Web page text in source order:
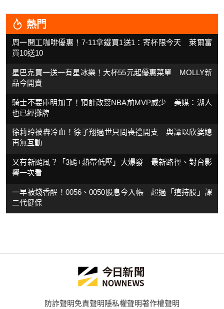
熱門
周一開工咖啡優惠！7-11拿鐵買1送1：寄杯限今天 萊爾富
買10送10
星巴克買一送一有星冰樂！大杯55元起優惠菜單 MOLLY新
品今開賣
騎士不要庫明加了！預計改簽NBA前MVP威少 美媒：湖人
也已經攤牌
徐莉玲被轟冷血！徐子翔過世只問喪禮開支 與譚以欣婆媳
再無互動
又有新颱風？「3颱+熱帶低壓」大爆發 最新路徑、對台影
響一次看
一早被錢香醒！0056、0050股息今入帳 超過「這持股」課
二代健保
防詐聲明免責聲明隱私權聲明著作權聲明